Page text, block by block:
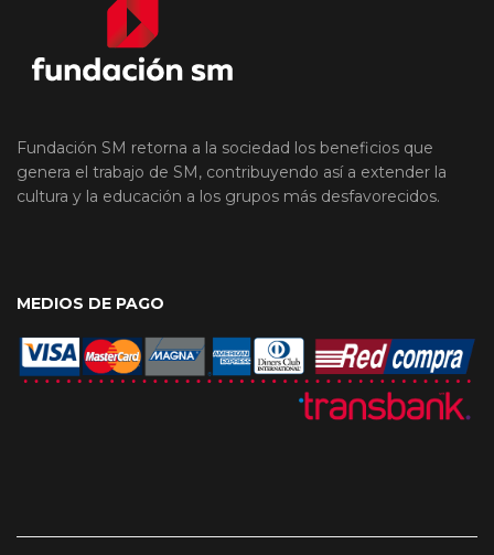
Fundación SM retorna a la sociedad los beneficios que
genera el trabajo de SM, contribuyendo así a extender la
cultura y la educación a los grupos más desfavorecidos.
MEDIOS DE PAGO